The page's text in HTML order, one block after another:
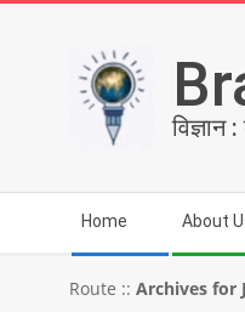
विज्ञान
Navigation
Menu
Home About
Route :: Archives for